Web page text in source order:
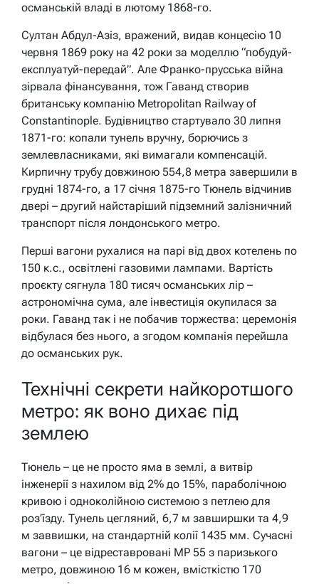
османській владі в лютому 1868-го.
Султан Абдул-Азіз, вражений, видав концесію 10
червня 1869 року на 42 роки за моделлю “побудуй-
експлуатуй-передай”. Але Франко-прусська війна
зірвала фінансування, тож Гаванд створив
британську компанію Metropolitan Railway of
Constantinople. Будівництво стартувало 30 липня
1871-го: копали тунель вручну, борючись з
землевласниками, які вимагали компенсацій.
Кирпичну трубу довжиною 554,8 метра завершили в
грудні 1874-го, а 17 січня 1875-го Тюнель відчинив
двері – другий найстаріший підземний залізничний
транспорт після лондонського метро.
Перші вагони рухалися на парі від двох котелень по
150 к.с., освітлені газовими лампами. Вартість
проєкту сягнула 180 тисяч османських лір –
астрономічна сума, але інвестиція окупилася за
роки. Гаванд так і не побачив торжества: церемонія
відбулася без нього, а згодом компанія перейшла
до османських рук.
Технічні секрети найкоротшого
метро: як воно дихає під
землею
Тюнель – це не просто яма в землі, а витвір
інженерії з нахилом від 2% до 15%, параболічною
кривою і одноколійною системою з петлею для
роз’їзду. Тунель цегляний, 6,7 м завширшки та 4,9
м заввишки, на стандартній колії 1435 мм. Сучасні
вагони – це відреставровані MP 55 з паризького
метро, довжиною 16 м кожен, вмісткістю 170